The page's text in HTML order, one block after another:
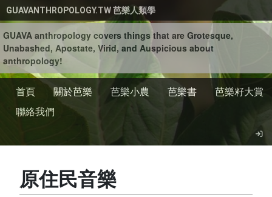
移至主內容
GUAVANTHROPOLOGY.TW 芭樂人類學
GUAVA anthropology covers things that are Grotesque,
Unabashed, Apostate, Virid, and Auspicious about
anthropology!
首頁 關於芭樂 芭樂小農 芭樂書
芭樂籽大賞
聯絡我們
原住民音樂